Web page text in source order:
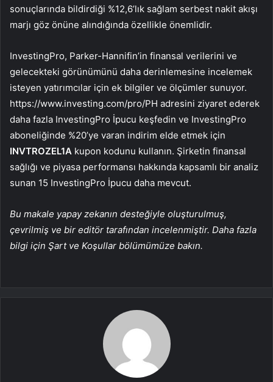
sonuçlarında bildirdiği %12,6’lık sağlam serbest nakit akışı
marjı göz önüne alındığında özellikle önemlidir.
InvestingPro, Parker-Hannifin’in finansal verilerini ve
gelecekteki görünümünü daha derinlemesine incelemek
isteyen yatırımcılar için ek bilgiler ve ölçümler sunuyor.
https://www.investing.com/pro/PH adresini ziyaret ederek
daha fazla InvestingPro İpucu keşfedin ve InvestingPro
aboneliğinde %20’ye varan indirim elde etmek için
INVTROZEL1A kupon kodunu kullanın. Şirketin finansal
sağlığı ve piyasa performansı hakkında kapsamlı bir analiz
sunan 15 InvestingPro İpucu daha mevcut.
Bu makale yapay zekanın desteğiyle oluşturulmuş,
çevrilmiş ve bir editör tarafından incelenmiştir. Daha fazla
bilgi için Şart ve Koşullar bölümümüze bakın.